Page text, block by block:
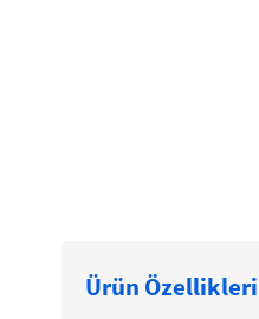
Ürün Özellikleri